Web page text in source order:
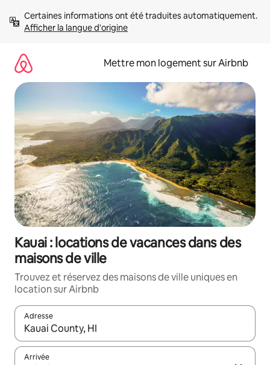
directement
Afficher la langue d'origine
Mettre mon logement sur Airbnb
Kauai : locations de vacances dans des
maisons de ville
Trouvez et réservez des maisons de ville uniques en
location sur Airbnb
Adresse
Lorsque les résultats s'affichent, utilisez les flèches vers le
Arrivée